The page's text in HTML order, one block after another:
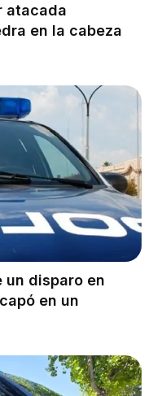
atacada
en la cabeza
un disparo en
en un